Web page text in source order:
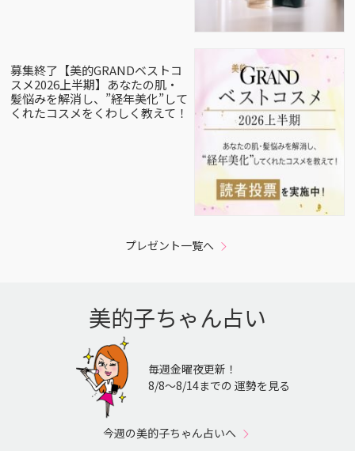
募集終了【美的GRANDベストコ
スメ2026上半期】あなたの肌・
髪悩みを解消し、”経年美化”して
くれたコスメをくわしく教えて！
プレゼント一覧へ
美的子ちゃん占い
毎週金曜夜更新！
8/8〜8/14までの 運勢を見る
今週の美的子ちゃん占いへ